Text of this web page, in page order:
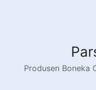
Produsen Boneka